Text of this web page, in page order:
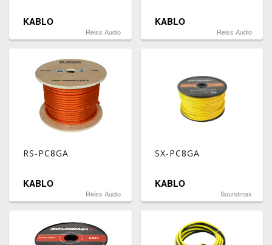
KABLO
Reiss Audio
KABLO
Reiss Audio
RS-PC8GA
KABLO
Reiss Audio
SX-PC8GA
KABLO
Soundmax